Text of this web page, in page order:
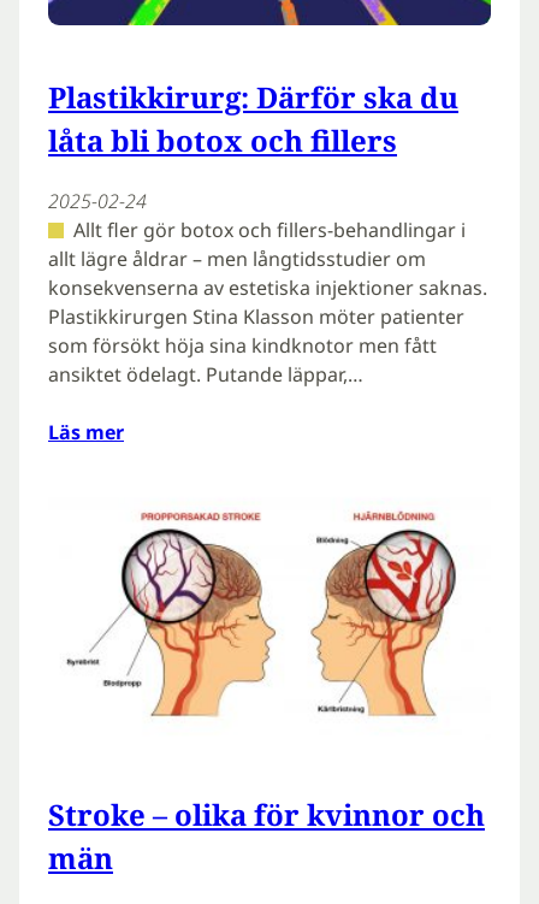
Plastikkirurg: Därför ska du
låta bli botox och fillers
2025-02-24
Allt fler gör botox och fillers-behandlingar i
allt lägre åldrar – men långtidsstudier om
konsekvenserna av estetiska injektioner saknas.
Plastikkirurgen Stina Klasson möter patienter
som försökt höja sina kindknotor men fått
ansiktet ödelagt. Putande läppar,…
Läs mer
Stroke – olika för kvinnor och
män